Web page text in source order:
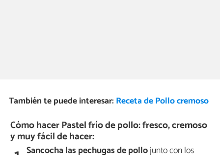
También te puede interesar: Receta de Pollo cremoso
Cómo hacer Pastel frío de pollo: fresco, cremoso
y muy fácil de hacer:
Sancocha las pechugas de pollojunto con los